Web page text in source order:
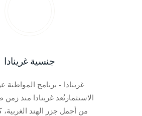
جنسية غرينادا
غرينادا - برنامج
الاستثمارتُعد غرينادا منذ
من أجمل جزر الهند